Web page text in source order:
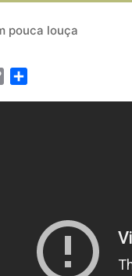
pouca louça
Copy